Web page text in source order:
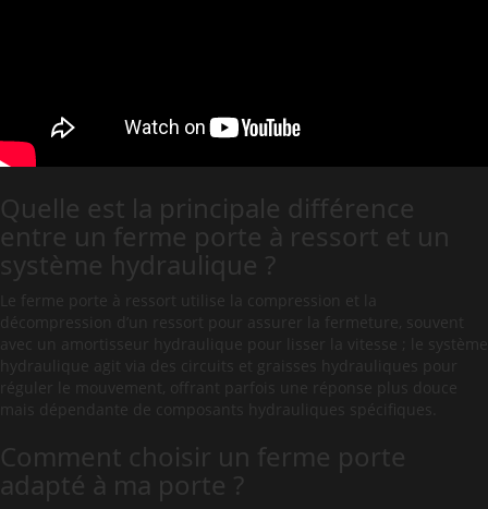
Quelle est la principale différence
entre un ferme porte à ressort et un
système hydraulique ?
Le ferme porte à ressort utilise la compression et la
décompression d’un ressort pour assurer la fermeture, souvent
avec un amortisseur hydraulique pour lisser la vitesse ; le système
hydraulique agit via des circuits et graisses hydrauliques pour
réguler le mouvement, offrant parfois une réponse plus douce
mais dépendante de composants hydrauliques spécifiques.
Comment choisir un ferme porte
adapté à ma porte ?